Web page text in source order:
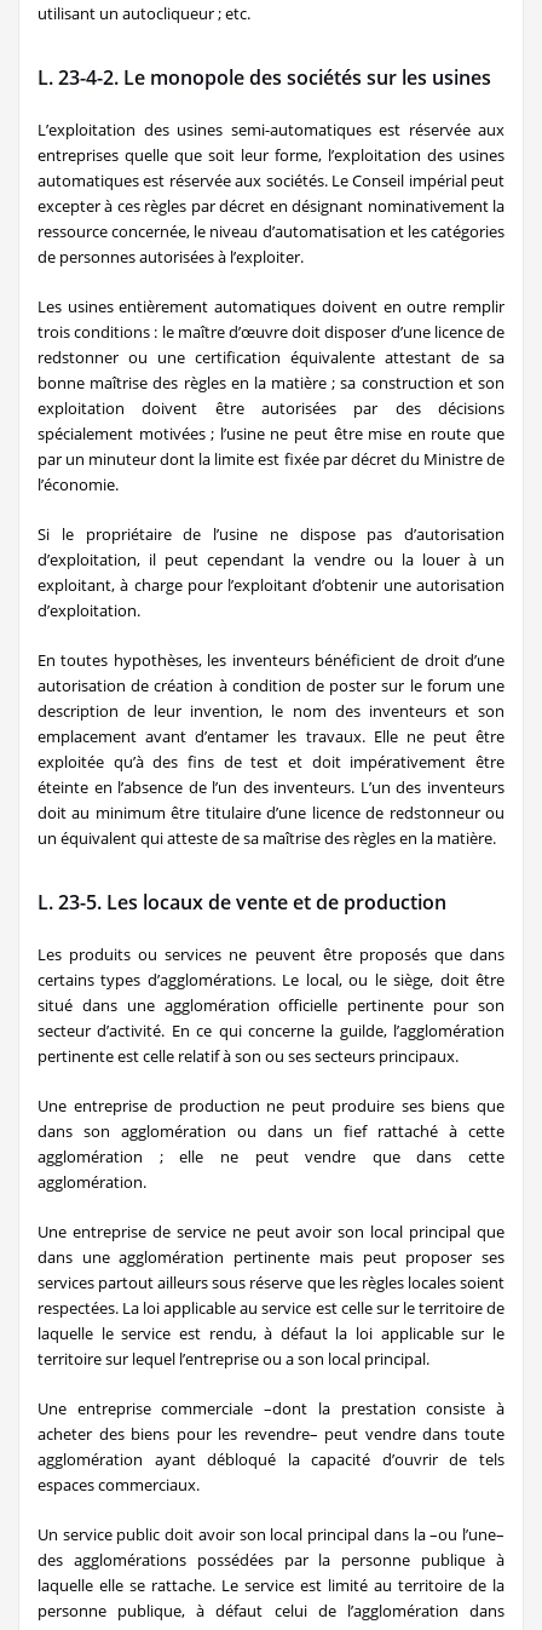
utilisant un autocliqueur ; etc.
L. 23-4-2. Le monopole des sociétés sur les usines
L’exploitation des usines semi-automatiques est réservée aux
entreprises quelle que soit leur forme, l’exploitation des usines
automatiques est réservée aux sociétés. Le Conseil impérial peut
excepter à ces règles par décret en désignant nominativement la
ressource concernée, le niveau d’automatisation et les catégories
de personnes autorisées à l’exploiter.
Les usines entièrement automatiques doivent en outre remplir
trois conditions : le maître d’œuvre doit disposer d’une licence de
redstonner ou une certification équivalente attestant de sa
bonne maîtrise des règles en la matière ; sa construction et son
exploitation doivent être autorisées par des décisions
spécialement motivées ; l’usine ne peut être mise en route que
par un minuteur dont la limite est fixée par décret du Ministre de
l’économie.
Si le propriétaire de l’usine ne dispose pas d’autorisation
d’exploitation, il peut cependant la vendre ou la louer à un
exploitant, à charge pour l’exploitant d’obtenir une autorisation
d’exploitation.
En toutes hypothèses, les inventeurs bénéficient de droit d’une
autorisation de création à condition de poster sur le forum une
description de leur invention, le nom des inventeurs et son
emplacement avant d’entamer les travaux. Elle ne peut être
exploitée qu’à des fins de test et doit impérativement être
éteinte en l’absence de l’un des inventeurs. L’un des inventeurs
doit au minimum être titulaire d’une licence de redstonneur ou
un équivalent qui atteste de sa maîtrise des règles en la matière.
L. 23-5. Les locaux de vente et de production
Les produits ou services ne peuvent être proposés que dans
certains types d’agglomérations. Le local, ou le siège, doit être
situé dans une agglomération officielle pertinente pour son
secteur d’activité. En ce qui concerne la guilde, l’agglomération
pertinente est celle relatif à son ou ses secteurs principaux.
Une entreprise de production ne peut produire ses biens que
dans son agglomération ou dans un fief rattaché à cette
agglomération ; elle ne peut vendre que dans cette
agglomération.
Une entreprise de service ne peut avoir son local principal que
dans une agglomération pertinente mais peut proposer ses
services partout ailleurs sous réserve que les règles locales soient
respectées. La loi applicable au service est celle sur le territoire de
laquelle le service est rendu, à défaut la loi applicable sur le
territoire sur lequel l’entreprise ou a son local principal.
Une entreprise commerciale –dont la prestation consiste à
acheter des biens pour les revendre– peut vendre dans toute
agglomération ayant débloqué la capacité d’ouvrir de tels
espaces commerciaux.
Un service public doit avoir son local principal dans la –ou l’une–
des agglomérations possédées par la personne publique à
laquelle elle se rattache. Le service est limité au territoire de la
personne publique, à défaut celui de l’agglomération dans